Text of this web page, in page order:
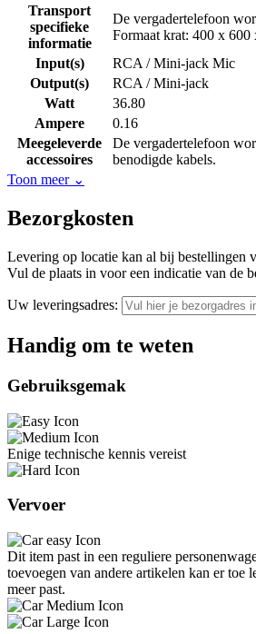
Transport
specifieke
informatie
De vergadertelefoon
Formaat krat: 400 x
Input(s)
RCA / Mini-jack Mic
Output(s)
RCA / Mini-jack
Watt
36.80
Ampere
0.16
Meegeleverde
accessoires
De vergadertelefoon
benodigde kabels.
Toon meer ⌄
Bezorgkosten
Levering op locatie kan al bij bestellingen
Vul de plaats in voor een indicatie van de
Uw leveringsadres:
Handig om te weten
Gebruiksgemak
Enige technische kennis vereist
Vervoer
Dit item past in een reguliere
toevoegen van andere artikelen kan er toe
meer past.